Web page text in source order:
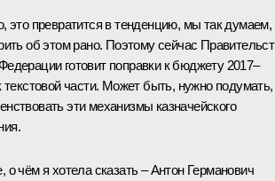
это превратится в тенденцию, мы так думаем,
об этом рано. Поэтому сейчас
готовит поправки к бюджету 2017–
текстовой части. Может быть, нужно подумать,
эти механизмы казначейского
о чём я хотела сказать – Антон Германович